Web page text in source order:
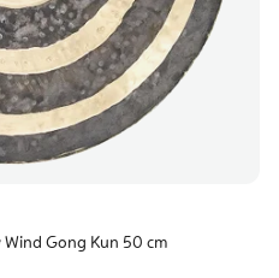
Gong Kun 50 cm